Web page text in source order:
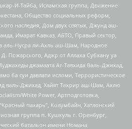
И-Тайба, Исламская группа, Движение
Общество социальных реформ,
наследия, Дом двух святых, Джунд аш-
Имарат Кавказ, АБТО, Правый сектор,
аль-Нусра ли-Ахль аш-Шам, Народное
Пожарского, Аджр от Аллаха Субхану уа
джамаата Ат-Тавхида Валь-Джихад,
ба суи давлати исломи, Террористическое
валь-Джихад, Хайят Тахрир аш-Шам, Ахлю
White Power, Артподготовка,
пахарь”, Колумбайн, Хатлонский
группа п. Кушкуль г. Оренбург,
батальон имени Номана